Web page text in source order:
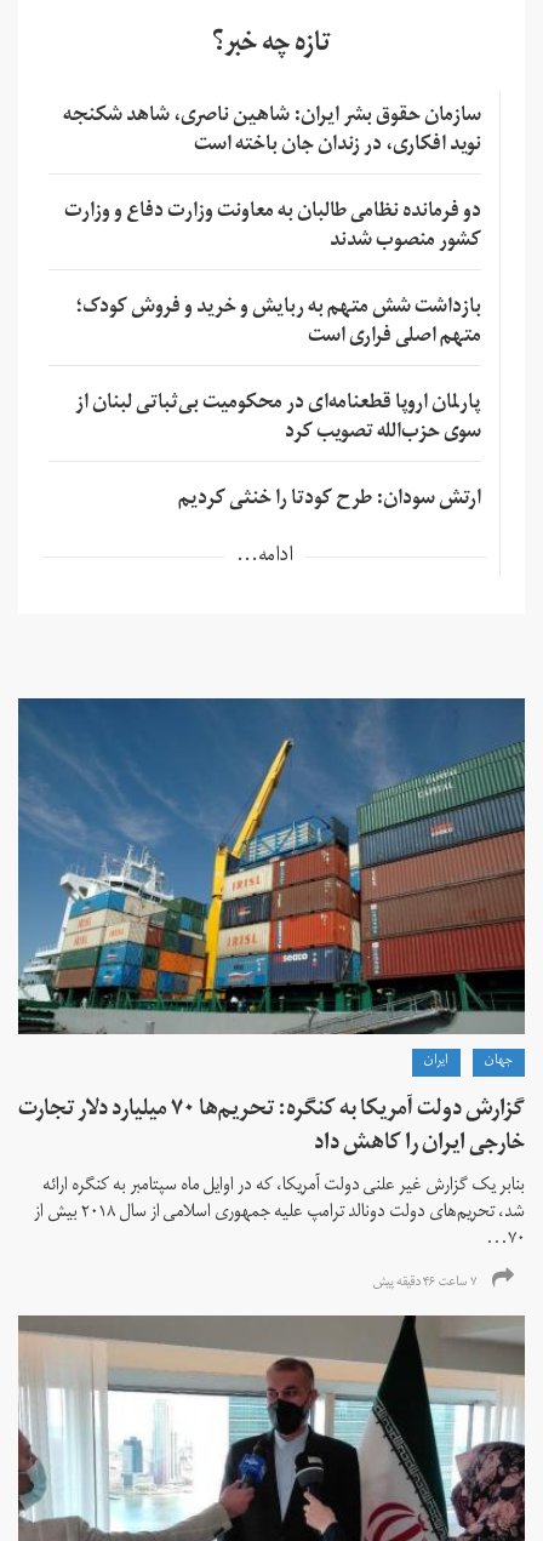
تازه چه خبر؟
سازمان حقوق بشر ایران: شاهین ناصری، شاهد شکنجه
نوید افکاری، در زندان جان باخته است
دو فرمانده نظامی طالبان به معاونت وزارت دفاع و وزارت
کشور منصوب شدند
بازداشت شش متهم به ربایش و خرید و فروش کودک؛
متهم اصلی فراری است
پارلمان اروپا قطعنامه‌ای در محکومیت بی‌ثباتی لبنان از
سوی حزب‌الله تصویب کرد
ارتش سودان: طرح کودتا را خنثی کردیم
ادامه...
جهان ايران
گزارش دولت آمریکا به کنگره: تحریم‌ها ۷۰ میلیارد دلار تجارت
خارجی ایران را کاهش داد
بنابر یک گزارش غیر علنی دولت آمریکا، که در اوایل ماه سپتامبر به کنگره ارائه
شد، تحریم‌های دولت دونالد ترامپ علیه جمهوری اسلامی از سال ۲۰۱۸ بیش از
۷۰...
۷ ساعت ۴۶ دقیقه پیش